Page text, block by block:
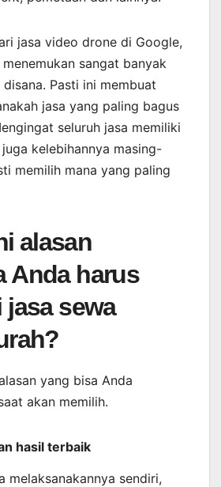
jasa video drone di Google,
sangat banyak
Pasti ini membuat
jasa yang paling bagus
seluruh jasa memiliki
kelebihannya masing-
memilih mana yang paling
alasan
Anda harus
jasa sewa
yang bisa Anda
akan memilih.
hasil terbaik
melaksanakannya sendiri,